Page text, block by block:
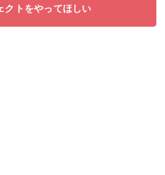
クトをやってほしい